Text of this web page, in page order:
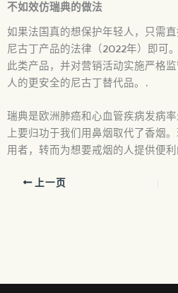
不如效仿瑞典的做法
如果法国真的想保护年轻人，只需
尼古丁产品的法律（2022年）即可
此类产品，并对营销活动实施严格
人的更安全的尼古丁替代品。.
瑞典是欧洲肺癌和心血管疾病发病
上要归功于我们用鼻烟取代了香烟
用者，转而为想要戒烟的人提供便
上一页